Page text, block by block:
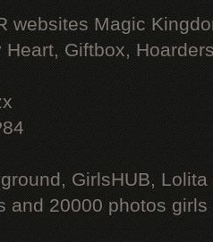
websites Magic
Heart, Giftbox,
GirlsHUB, Lolita
and 20000 photos